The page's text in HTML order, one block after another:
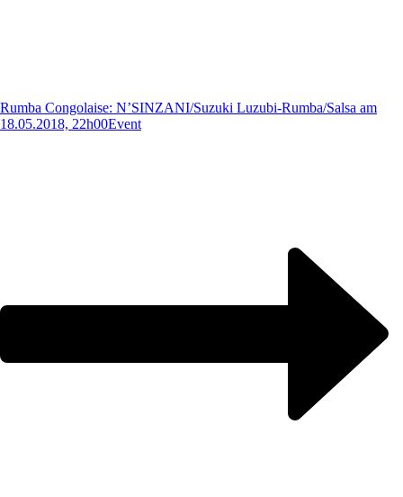
Rumba Congolaise: N’SINZANI/Suzuki Luzubi-Rumba/Salsa am
18.05.2018, 22h00Event